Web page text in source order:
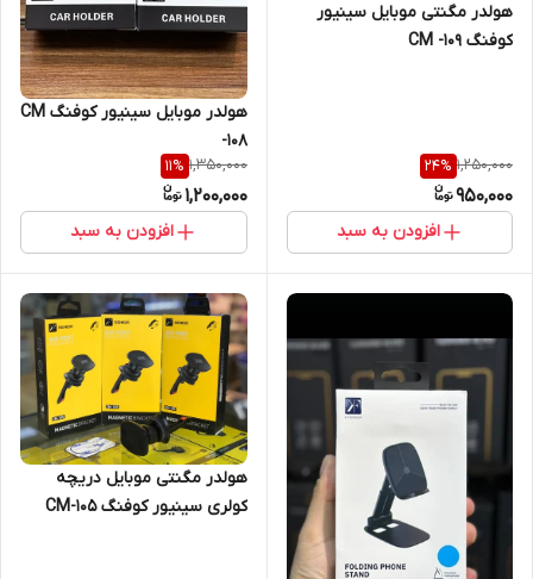
هولدر مگنتی موبایل سینیور
کوفنگ CM -109
1,250,000
24%
950,000
افزودن به سبد
هولدر موبایل سینیور کوفنگ CM
-108
1,350,000
11%
1,200,000
افزودن به سبد
هولدر مگنتی موبایل دریچه
کولری سینیور کوفنگ CM-105